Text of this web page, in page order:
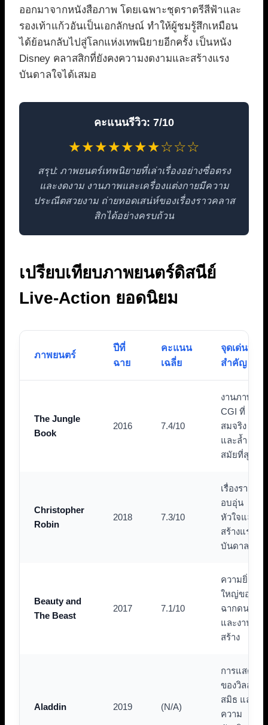
ออกมาจากหนังสือภาพ โดยเฉพาะชุดราตรีสีฟ้าและ
รองเท้าแก้วอันเป็นเอกลักษณ์ ทำให้ผู้ชมรู้สึกเหมือน
ได้ย้อนกลับไปสู่โลกแห่งเทพนิยายอีกครั้ง เป็นหนัง
Disney คลาสสิกที่ยังคงความงดงามและสร้างแรง
บันดาลใจได้เสมอ
คะแนนรีวิว: 7/10
★★★★★★★☆☆☆
สรุป: ภาพยนตร์เทพนิยายที่เล่าเรื่องอย่างซื่อตรง
และงดงาม งานภาพและเครื่องแต่งกายมีความ
ประณีตสวยงาม ถ่ายทอดเสน่ห์ของเรื่องราวคลาส
สิกได้อย่างครบถ้วน
เปรียบเทียบภาพยนตร์ดิสนีย์
Live-Action ยอดนิยม
ภาพยนตร์
ปีที่
ฉาย
คะแนน
เฉลี่ย
จุดเด่นที่
สำคัญ
The Jungle
Book
2016 7.4/10
งานภาพ
CGI ที่
สมจริง
และล้ำ
สมัยที่สุด
Christopher
Robin
2018 7.3/10
เรื่องราว
อบอุ่น
หัวใจและ
สร้างแรง
บันดาลใจ
Beauty and
The Beast
2017 7.1/10
ความยิ่ง
ใหญ่ของ
ฉากดนตรี
และงาน
สร้าง
Aladdin 2019 (N/A)
การแสดง
ของวิลล์
สมิธ และ
ความ